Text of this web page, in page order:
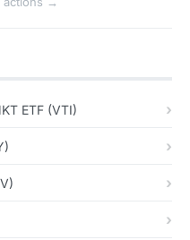
ETF (VTI)